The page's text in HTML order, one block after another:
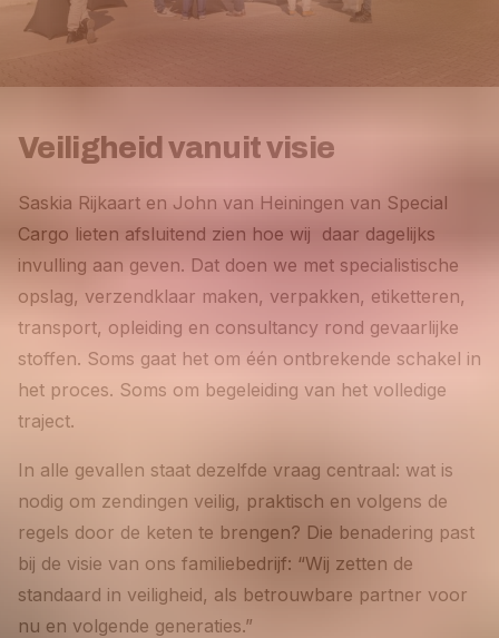
Veiligheid vanuit visie
Saskia Rijkaart en John van Heiningen van Special
Cargo lieten afsluitend zien hoe wij daar dagelijks
invulling aan geven. Dat doen we met specialistische
opslag, verzendklaar maken, verpakken, etiketteren,
transport, opleiding en consultancy rond gevaarlijke
stoffen. Soms gaat het om één ontbrekende schakel in
het proces. Soms om begeleiding van het volledige
traject.
In alle gevallen staat dezelfde vraag centraal: wat is
nodig om zendingen veilig, praktisch en volgens de
regels door de keten te brengen? Die benadering past
bij de visie van ons familiebedrijf: “Wij zetten de
standaard in veiligheid, als betrouwbare partner voor
nu en volgende generaties.”